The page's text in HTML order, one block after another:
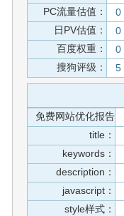
PC流量估值：
0
日PV估值：
0
百度权重：
0
搜狗评级：
5
免费网站优化报告
title：
keywords：
description：
javascript：
style样式：